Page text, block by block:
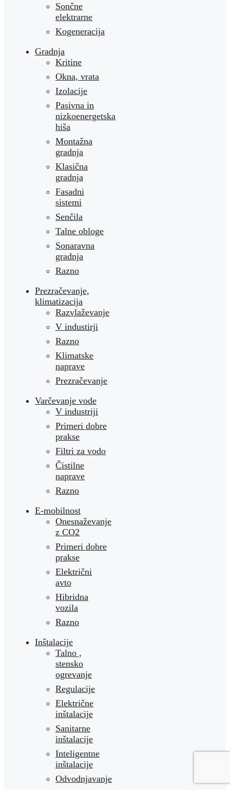
Sončne
elektrarne
Kogeneracija
Gradnja
Kritine
Okna, vrata
Izolacije
Pasivna in
nizkoenergetska
hiša
Montažna
gradnja
Klasična
gradnja
Fasadni
sistemi
Senčila
Talne obloge
Sonaravna
gradnja
Razno
Prezračevanje,
klimatizacija
Razvlaževanje
V industirji
Razno
Klimatske
naprave
Prezračevanje
Varčevanje vode
V industriji
Primeri dobre
prakse
Filtri za vodo
Čistilne
naprave
Razno
E-mobilnost
Onesnaževanje
z CO2
Primeri dobre
prakse
Električni
avto
Hibridna
vozila
Razno
Inštalacije
Talno ,
stensko
ogrevanje
Regulacije
Električne
inštalacije
Sanitarne
inštalacije
Inteligentne
inštalacije
Odvodnjavanje